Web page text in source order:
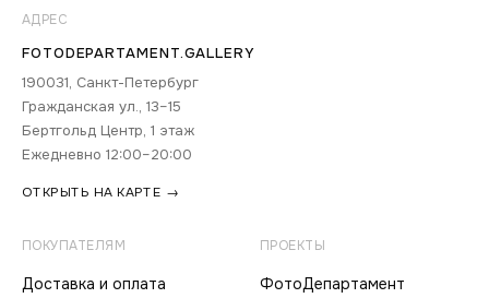
АДРЕС
FOTODEPARTAMENT.GALLERY
190031, Санкт-Петербург
Гражданская ул., 13–15
Бертгольд Центр, 1 этаж
Ежедневно 12:00–20:00
ОТКРЫТЬ НА КАРТЕ →
ПОКУПАТЕЛЯМ
Доставка и оплата
ПРОЕКТЫ
ФотоДепартамент